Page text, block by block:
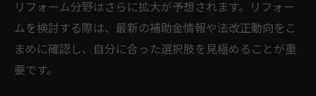
リフォーム分野はさらに拡大が予想されます。リフォー
ムを検討する際は、最新の補助金情報や法改正動向をこ
まめに確認し、自分に合った選択肢を見極めることが重
要です。